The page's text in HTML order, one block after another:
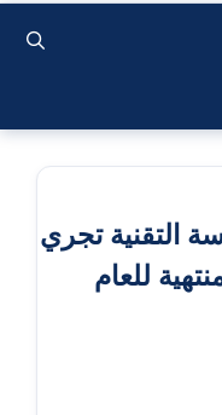
التقنية تجري
للعام